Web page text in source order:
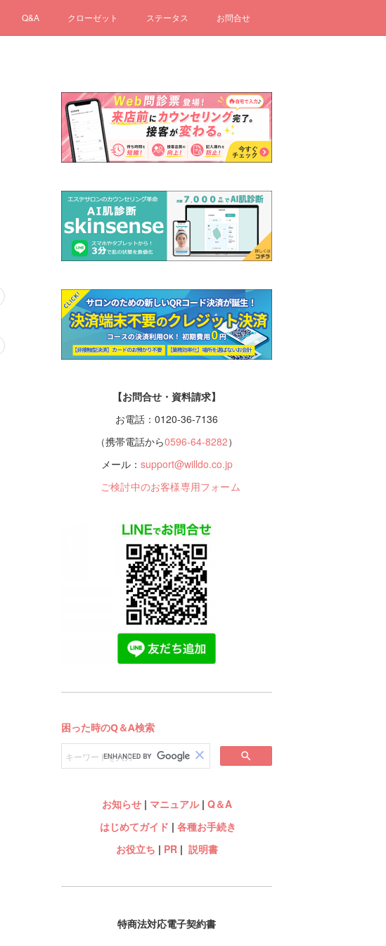
Q&A クローゼット ステータス お問合せ
【お問合せ・資料請求】
お電話：0120-36-7136
（携帯電話から0596-64-8282）
メール： support@willdo.co.jp
ご検討中のお客様専用フォーム
お知らせ| マニュアル| Q＆A
はじめてガイド | 各種お手続き
お役立ち | PR| 説明書
特商法対応電子契約書